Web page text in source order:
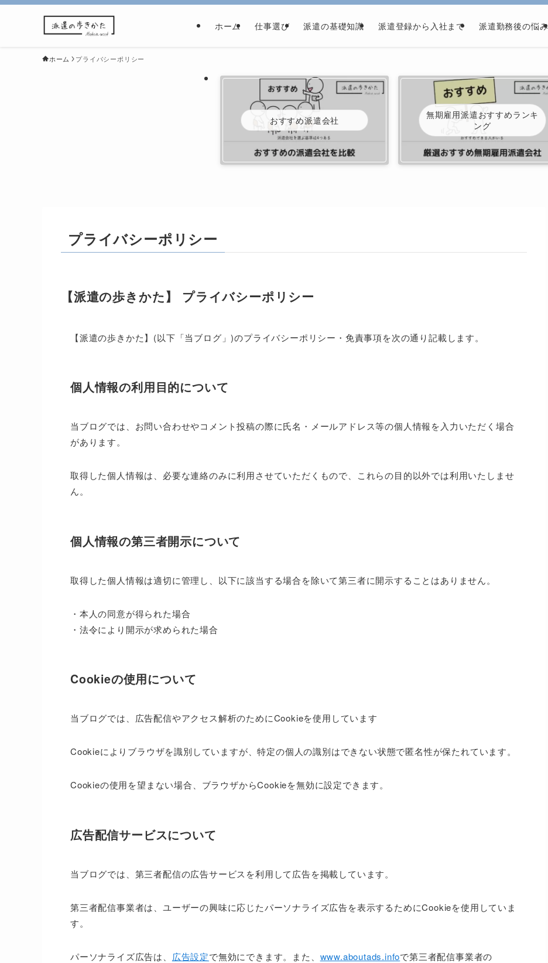
ホーム 仕事選び 派遣の基礎知識 派遣登録から入社まで 派遣勤務後の悩み
ホーム プライバシーポリシー
おすすめ派遣会社
無期雇用派遣おすすめランキ
ング
プライバシーポリシー
【派遣の歩きかた】 プライバシーポリシー
【派遣の歩きかた】(以下「当ブログ」)のプライバシーポリシー・免責事項を次の通り記載します。
個人情報の利用目的について
当ブログでは、お問い合わせやコメント投稿の際に氏名・メールアドレス等の個人情報を入力いただく場合
があります。
取得した個人情報は、必要な連絡のみに利用させていただくもので、これらの目的以外では利用いたしませ
ん。
個人情報の第三者開示について
取得した個人情報は適切に管理し、以下に該当する場合を除いて第三者に開示することはありません。
・本人の同意が得られた場合
・法令により開示が求められた場合
Cookieの使用について
当ブログでは、広告配信やアクセス解析のためにCookieを使用しています
Cookieによりブラウザを識別していますが、特定の個人の識別はできない状態で匿名性が保たれています。
Cookieの使用を望まない場合、ブラウザからCookieを無効に設定できます。
広告配信サービスについて
当ブログでは、第三者配信の広告サービスを利用して広告を掲載しています。
第三者配信事業者は、ユーザーの興味に応じたパーソナライズ広告を表示するためにCookieを使用していま
す。
パーソナライズ広告は、 広告設定で無効にできます。また、 www.aboutads.infoで第三者配信事業者の